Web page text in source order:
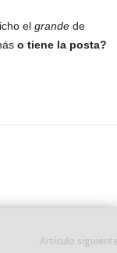
el grande de
o tiene la posta?
Artículo